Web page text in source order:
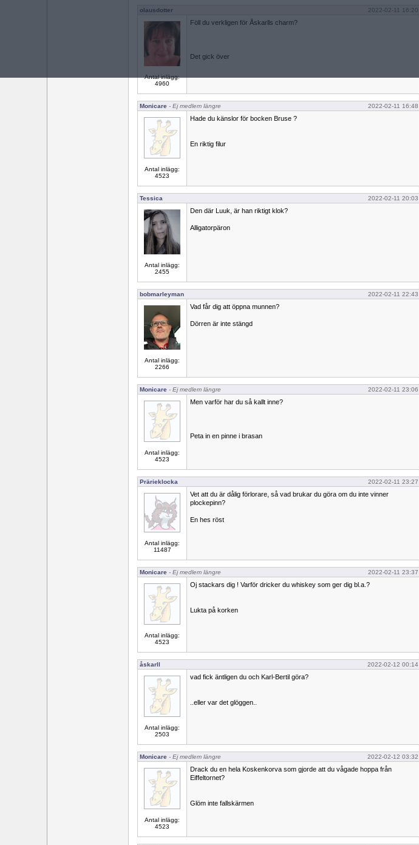
olausdotter 2022-02-11 16:20
Antal inlägg:
4960
Föll du verkligen för Åskarlls charm?
Det gick över
Monicare - Ej medlem längre 2022-02-11 16:48
Antal inlägg:
4523
Hade du känslor för bocken Bruse ?
En riktig filur
Tessica 2022-02-11 20:03
Antal inlägg:
2455
Den där Luuk, är han riktigt klok?
Alligatorpäron
bobmarleyman 2022-02-11 22:43
Antal inlägg:
2266
Vad får dig att öppna munnen?
Dörren är inte stängd
Monicare - Ej medlem längre 2022-02-11 23:06
Antal inlägg:
4523
Men varför har du så kallt inne?
Peta in en pinne i brasan
Prärieklocka 2022-02-11 23:27
Antal inlägg:
11487
Vet att du är dålig förlorare, så vad brukar du göra om du inte vinner
plockepinn?
En hes röst
Monicare - Ej medlem längre 2022-02-11 23:37
Antal inlägg:
4523
Oj stackars dig ! Varför dricker du whiskey som ger dig bl.a.?
Lukta på korken
åskarll 2022-02-12 00:14
Antal inlägg:
2503
vad fick äntligen du och Karl-Bertil göra?
..eller var det glöggen..
Monicare - Ej medlem längre 2022-02-12 03:32
Antal inlägg:
4523
Drack du en hela Koskenkorva som gjorde att du vågade hoppa från
Eiffeltornet?
Glöm inte fallskärmen